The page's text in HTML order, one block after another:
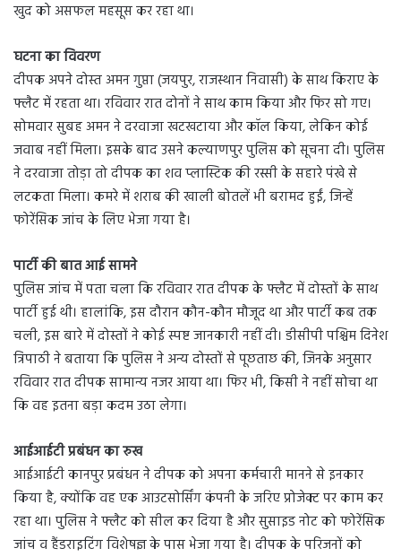
खुद को असफल महसूस कर रहा था।
घटना का विवरण
दीपक अपने दोस्त अमन गुप्ता (जयपुर, राजस्थान निवासी) के साथ किराए के
फ्लैट में रहता था। रविवार रात दोनों ने साथ काम किया और फिर सो गए।
सोमवार सुबह अमन ने दरवाजा खटखटाया और कॉल किया, लेकिन कोई
जवाब नहीं मिला। इसके बाद उसने कल्याणपुर पुलिस को सूचना दी। पुलिस
ने दरवाजा तोड़ा तो दीपक का शव प्लास्टिक की रस्सी के सहारे पंखे से
लटकता मिला। कमरे में शराब की खाली बोतलें भी बरामद हुईं, जिन्हें
फोरेंसिक जांच के लिए भेजा गया है।
पार्टी की बात आई सामने
पुलिस जांच में पता चला कि रविवार रात दीपक के फ्लैट में दोस्तों के साथ
पार्टी हुई थी। हालांकि, इस दौरान कौन-कौन मौजूद था और पार्टी कब तक
चली, इस बारे में दोस्तों ने कोई स्पष्ट जानकारी नहीं दी। डीसीपी पश्चिम दिनेश
त्रिपाठी ने बताया कि पुलिस ने अन्य दोस्तों से पूछताछ की, जिनके अनुसार
रविवार रात दीपक सामान्य नजर आया था। फिर भी, किसी ने नहीं सोचा था
कि वह इतना बड़ा कदम उठा लेगा।
आईआईटी प्रबंधन का रुख
आईआईटी कानपुर प्रबंधन ने दीपक को अपना कर्मचारी मानने से इनकार
किया है, क्योंकि वह एक आउटसोर्सिंग कंपनी के जरिए प्रोजेक्ट पर काम कर
रहा था। पुलिस ने फ्लैट को सील कर दिया है और सुसाइड नोट को फोरेंसिक
जांच व हैंडराइटिंग विशेषज्ञ के पास भेजा गया है। दीपक के परिजनों को